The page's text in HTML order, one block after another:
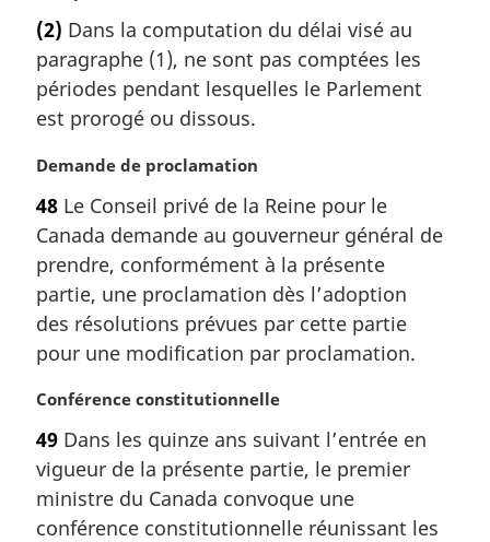
t
e
m
a
g
n
a
e
:
(2) Dans la computation du délai visé au
paragraphe (1), ne sont pas comptées les
périodes pendant lesquelles le Parlement
est prorogé ou dissous.
N
t
e
m
r
g
i
a
l
e
:
Demande de proclamation
48 Le Conseil privé de la Reine pour le
Canada demande au gouverneur général de
prendre, conformément à la présente
partie, une proclamation dès l’adoption
des résolutions prévues par cette partie
pour une modification par proclamation.
N
t
e
m
a
Conférence constitutionnelle
49 Dans les quinze ans suivant l’entrée en
vigueur de la présente partie, le premier
ministre du Canada convoque une
conférence constitutionnelle réunissant les